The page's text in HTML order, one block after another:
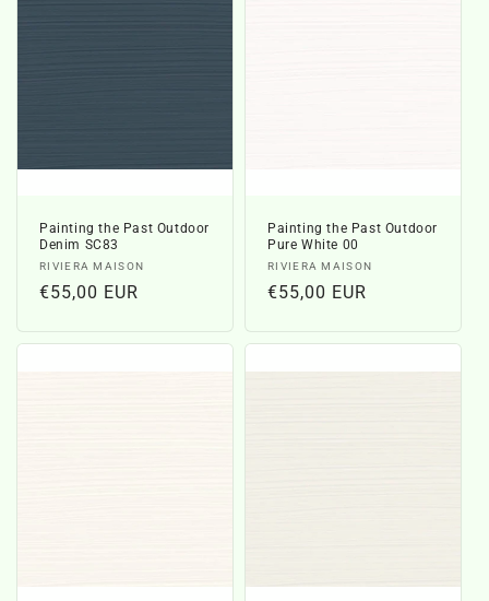
Painting the Past Outdoor
Denim SC83
Verkoper:
RIVIERA MAISON
Normale
€55,00 EUR
Painting the Past Outdoor
Pure White 00
Verkoper:
RIVIERA MAISON
Normale
€55,00 EUR